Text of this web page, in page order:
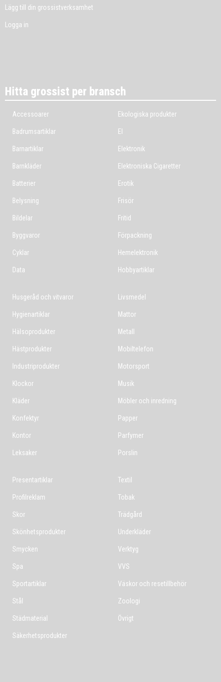
Lägg till din grossistverksamhet
Logga in
Hitta grossist per bransch
Accessoarer
Badrumsartiklar
Barnartiklar
Barnkläder
Batterier
Belysning
Bildelar
Byggvaror
Cyklar
Data
Ekologiska produkter
El
Elektronik
Elektroniska Cigaretter
Erotik
Frisör
Fritid
Förpackning
Hemelektronik
Hobbyartiklar
Husgeråd och vitvaror
Hygienartiklar
Hälsoprodukter
Hästprodukter
Industriprodukter
Klockor
Kläder
Konfektyr
Kontor
Leksaker
Livsmedel
Mattor
Metall
Mobiltelefon
Motorsport
Musik
Möbler och inredning
Papper
Parfymer
Porslin
Presentartiklar
Profilreklam
Skor
Skönhetsprodukter
Smycken
Spa
Sportartiklar
Stål
Städmaterial
Säkerhetsprodukter
Textil
Tobak
Trädgård
Underkläder
Verktyg
VVS
Väskor och resetillbehör
Zoologi
Övrigt